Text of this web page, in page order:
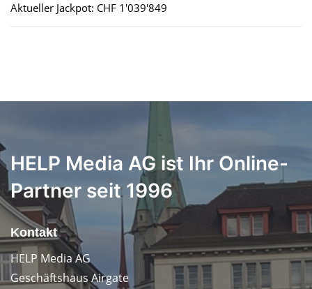
Aktueller Jackpot: CHF 1'039'849
HELP Media AG ist Ihr Online-
Partner seit 1996
Kontakt
HELP Media AG
Geschäftshaus Airgate